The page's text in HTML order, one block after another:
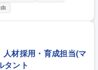
ンド：グル
やカスタマーセンターへお問
ーズや関心の高いお客様への
ニング・保険の見直しを提
な「終活関連の顧客データベ
のアプローチ。 募集職種
た安心のライフプラン提案・
由
人材採用・育成担当(マ
タント